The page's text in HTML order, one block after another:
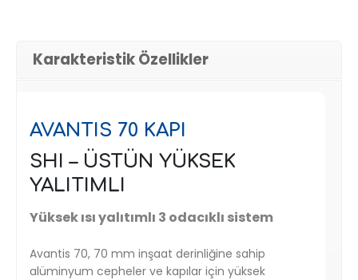
Karakteristik Özellikler
AVANTIS 70 KAPI
SHI – ÜSTÜN YÜKSEK
YALITIMLI
Yüksek ısı yalıtımlı 3 odacıklı sistem
Avantis 70, 70 mm inşaat derinliğine sahip
alüminyum cepheler ve kapılar için yüksek